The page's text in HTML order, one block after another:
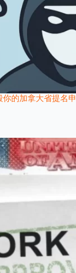
你的加拿大省提名申